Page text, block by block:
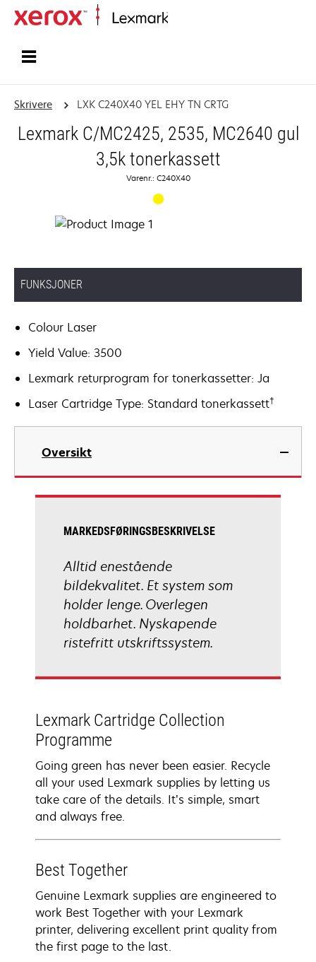
Skrivere LXK C240X40 YEL EHY TN CRTG
Lexmark C/MC2425, 2535, MC2640 gul
3,5k tonerkassett
Varenr.: C240X40
FUNKSJONER
Colour Laser
Yield Value: 3500
Lexmark returprogram for tonerkassetter: Ja
Laser Cartridge Type: Standard tonerkassett†
Oversikt
MARKEDSFØRINGSBESKRIVELSE
Alltid enestående
bildekvalitet. Et system som
holder lenge. Overlegen
holdbarhet. Nyskapende
ristefritt utskriftssystem.
Lexmark Cartridge Collection
Programme
Going green has never been easier. Recycle
all your used Lexmark supplies by letting us
take care of the details. It’s simple, smart
and always free.
Best Together
Genuine Lexmark supplies are engineered to
work Best Together with your Lexmark
printer, delivering excellent print quality from
the first page to the last.